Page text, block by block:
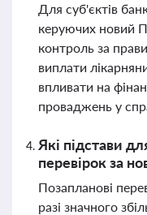
Для суб'єктів
керуючих новий
контроль за
виплати
впливати на
проваджень у
Які підстави
перевірок за
Позапланові
разі значного